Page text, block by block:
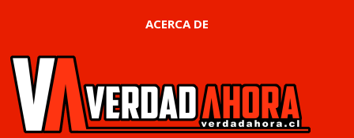
ACERCA DE